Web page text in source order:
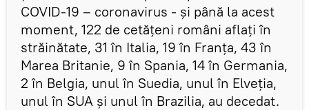
COVID-19 – coronavirus - și până la acest
moment, 122 de cetățeni români aflați în
străinătate, 31 în Italia, 19 în Franța, 43 în
Marea Britanie, 9 în Spania, 14 în Germania,
2 în Belgia, unul în Suedia, unul în Elveția,
unul în SUA și unul în Brazilia, au decedat.